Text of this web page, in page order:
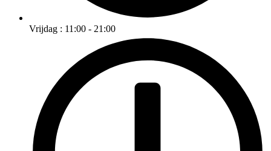
Vrijdag : 11:00 - 21:00